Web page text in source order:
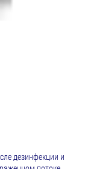
дезинфекции и